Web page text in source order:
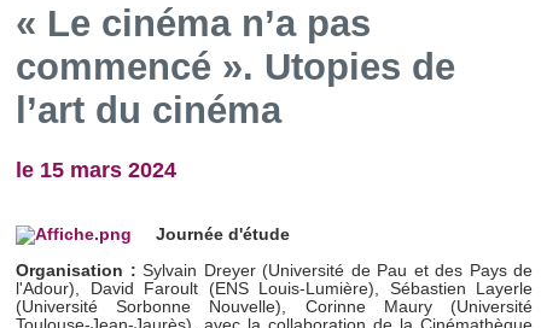
« Le cinéma n’a pas
commencé ». Utopies de
l’art du cinéma
le 15 mars 2024
Journée d'étude
Organisation : Sylvain Dreyer (Université de Pau et des Pays de
l'Adour), David Faroult (ENS Louis-Lumière), Sébastien Layerle
(Université Sorbonne Nouvelle), Corinne Maury (Université